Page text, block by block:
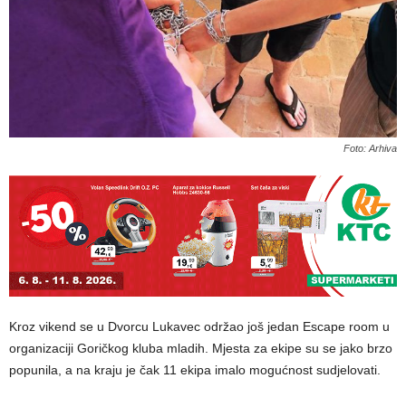
Foto: Arhiva
Kroz vikend se u Dvorcu Lukavec održao još jedan Escape room u
organizaciji Goričkog kluba mladih. Mjesta za ekipe su se jako brzo
popunila, a na kraju je čak 11 ekipa imalo mogućnost sudjelovati.